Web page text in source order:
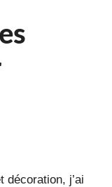
décoration, j’ai